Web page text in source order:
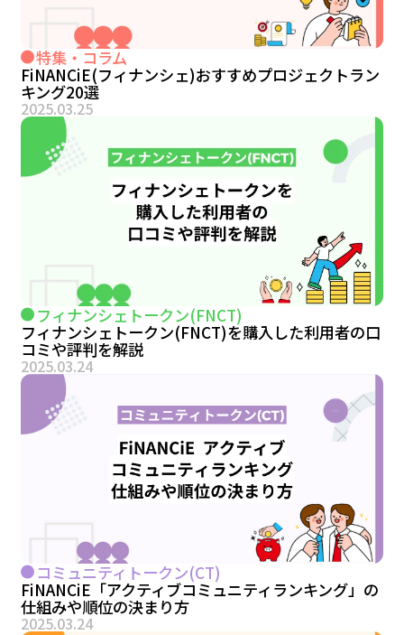
特集・コラム
FiNANCiE(フィナンシェ)おすすめプロジェクトラン
キング20選
2025.03.25
フィナンシェトークン(FNCT)
フィナンシェトークン(FNCT)を購入した利用者の口
コミや評判を解説
2025.03.24
コミュニティトークン(CT)
FiNANCiE「アクティブコミュニティランキング」の
仕組みや順位の決まり方
2025.03.24